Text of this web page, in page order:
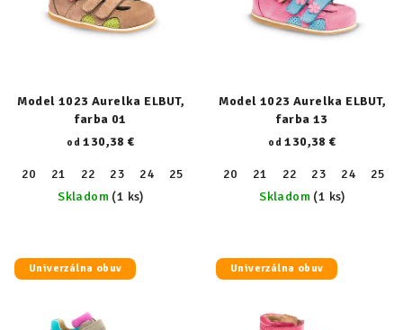
Model 1023 Aurelka ELBUT,
farba 01
od 130,38 €
20 21 22 23 24 25 27 28 29 30 31
32
Skladom (1 ks)
Model 1023 Aurelka ELBUT,
farba 13
od 130,38 €
20 21 22 23 24 25
Skladom (1 ks)
Univerzálna obuv Univerzálna obuv